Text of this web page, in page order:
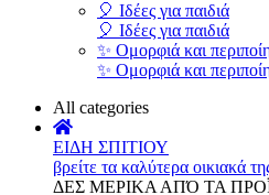
🎈 Ιδέες για παιδιά
🎈 Ιδέες για παιδιά
✨ Ομορφιά και
✨ Ομορφιά και
All categories
ΕΙΔΗ ΣΠΙΤΙΟΥ
βρείτε τα καλύτερα οικιακά
ΔΕΣ ΜΕΡΙΚΑ ΑΠΌ ΤΑ